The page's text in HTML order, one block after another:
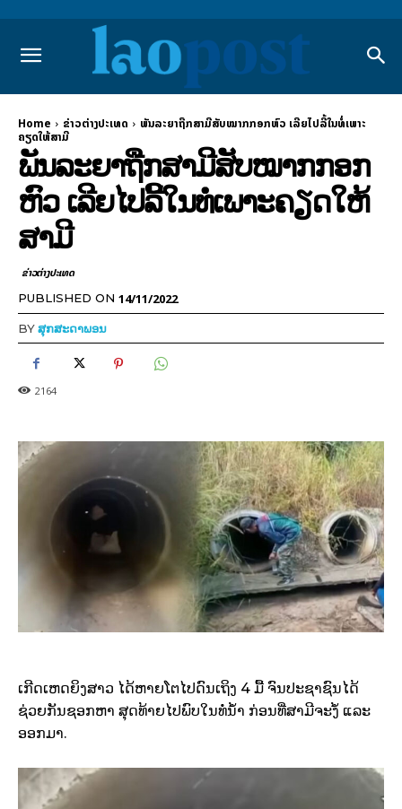
Home ຂ່າວຕ່າງປະເທດ
ພັນລະຍາຖືກສາມີສັບໝາກກອກຫົວ ເລີຍໄປລີ້ໃນທໍ່ເພາະ
ຄຽດໃຫ້ສາມີ
ພັນລະຍາຖືກສາມີສັບໝາກກອກ
ຫົວ ເລີຍໄປລີ້ໃນທໍ່ເພາະຄຽດໃຫ້
ສາມີ
ຂ່າວຕ່າງປະເທດ
PUBLISHED ON 14/11/2022
BYສຸກສະດາພອນ
2164
ເກີດເຫດຍິງສາວ ໄດ້ຫາຍໂຕໄປດົນເຖິງ 4 ມື້ ຈົນປະຊາຊົນໄດ້
ຊ່ວຍກັນຊອກຫາ ສຸດທ້າຍໄປພົບໃນທໍ່ນ້ຳ ກ່ອນທີ່ສາມີຈະງໍ້ ແລະ
ອອກມາ.